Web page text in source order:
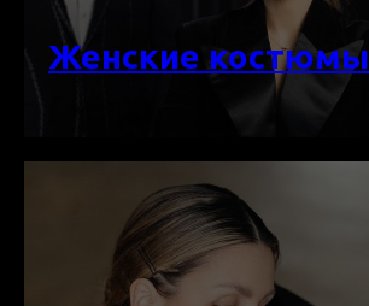
Женские костюмы